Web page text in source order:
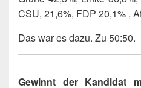
CSU, 21,6%, FDP 20,1% ,
Das war es dazu. Zu 50:50.
Gewinnt der Kandidat